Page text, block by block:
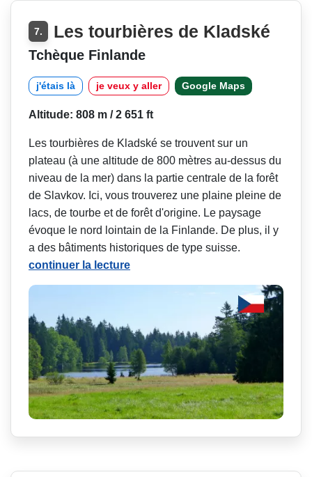
7. Les tourbières de Kladské
Tchèque Finlande
j'étais là je veux y aller Google Maps
Altitude: 808 m / 2 651 ft
Les tourbières de Kladské se trouvent sur un
plateau (à une altitude de 800 mètres au-dessus du
niveau de la mer) dans la partie centrale de la forêt
de Slavkov. Ici, vous trouverez une plaine pleine de
lacs, de tourbe et de forêt d'origine. Le paysage
évoque le nord lointain de la Finlande. De plus, il y
a des bâtiments historiques de type suisse.
continuer la lecture